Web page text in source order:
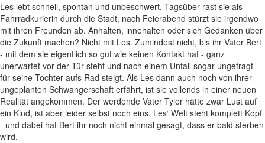
Les lebt schnell, spontan und unbeschwert. Tagsüber rast sie als
Fahrradkurierin durch die Stadt, nach Feierabend stürzt sie irgendwo
mit ihren Freunden ab. Anhalten, innehalten oder sich Gedanken über
die Zukunft machen? Nicht mit Les. Zumindest nicht, bis ihr Vater Bert
- mit dem sie eigentlich so gut wie keinen Kontakt hat - ganz
unerwartet vor der Tür steht und nach einem Unfall sogar ungefragt
für seine Tochter aufs Rad steigt. Als Les dann auch noch von ihrer
ungeplanten Schwangerschaft erfährt, ist sie vollends in einer neuen
Realität angekommen. Der werdende Vater Tyler hätte zwar Lust auf
ein Kind, ist aber leider selbst noch eins. Les‘ Welt steht komplett Kopf
- und dabei hat Bert ihr noch nicht einmal gesagt, dass er bald sterben
wird.